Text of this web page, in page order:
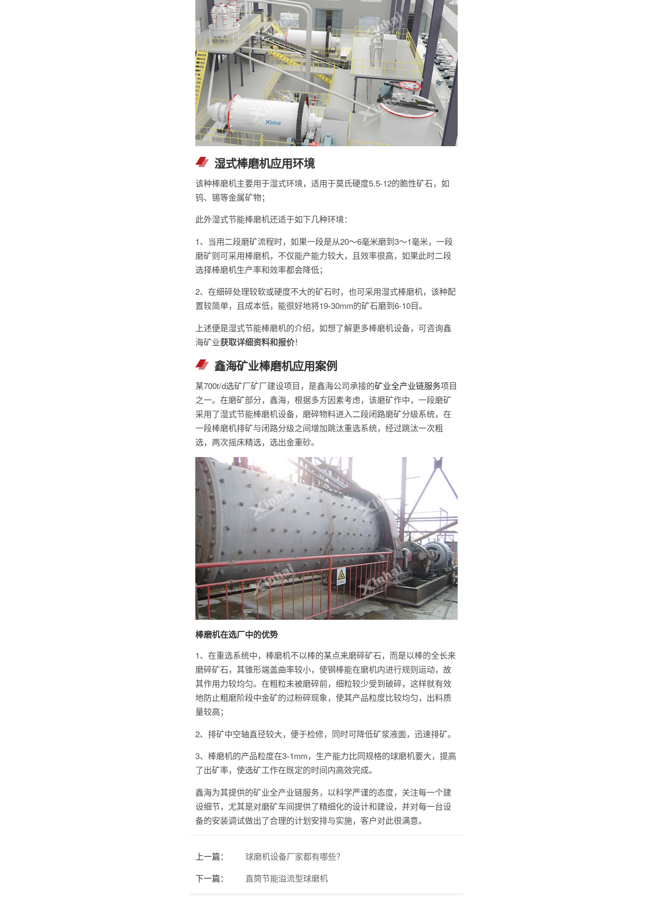
湿式棒磨机应用环境
该种棒磨机主要用于湿式环境，适用于莫氏硬度5.5-12的脆性矿石，如
钨、锡等金属矿物；
此外湿式节能棒磨机还适于如下几种环境：
1、当用二段磨矿流程时，如果一段是从20～6毫米磨到3～1毫米，一段
磨矿则可采用棒磨机，不仅能产能力较大，且效率很高，如果此时二段
选择棒磨机生产率和效率都会降低；
2、在细碎处理较软或硬度不大的矿石时，也可采用湿式棒磨机，该种配
置较简单，且成本低，能很好地将19-30mm的矿石磨到6-10目。
上述便是湿式节能棒磨机的介绍，如想了解更多棒磨机设备，可咨询鑫
海矿业获取详细资料和报价！
鑫海矿业棒磨机应用案例
某700t/d选矿厂矿厂建设项目，是鑫海公司承接的矿业全产业链服务项目
之一。在磨矿部分，鑫海，根据多方因素考虑，该磨矿作中，一段磨矿
采用了湿式节能棒磨机设备，磨碎物料进入二段闭路磨矿分级系统，在
一段棒磨机排矿与闭路分级之间增加跳汰重选系统，经过跳汰一次粗
选，两次摇床精选，选出金重砂。
棒磨机在选厂中的优势
1、在重选系统中，棒磨机不以棒的某点来磨碎矿石，而是以棒的全长来
磨碎矿石，其锥形端盖曲率较小，使钢棒能在磨机内进行规则运动，故
其作用力较均匀。在粗粒未被磨碎前，细粒较少受到破碎，这样就有效
地防止粗磨阶段中金矿的过粉碎现象，使其产品粒度比较均匀，出料质
量较高；
2、排矿中空轴直径较大，便于检修，同时可降低矿浆液面，迅速排矿。
3、棒磨机的产品粒度在3-1mm，生产能力比同规格的球磨机要大，提高
了出矿率，使选矿工作在既定的时间内高效完成。
鑫海为其提供的矿业全产业链服务，以科学严谨的态度，关注每一个建
设细节，尤其是对磨矿车间提供了精细化的设计和建设，并对每一台设
备的安装调试做出了合理的计划安排与实施，客户对此很满意。
上一篇：
球磨机设备厂家都有哪些？
下一篇：
直筒节能溢流型球磨机